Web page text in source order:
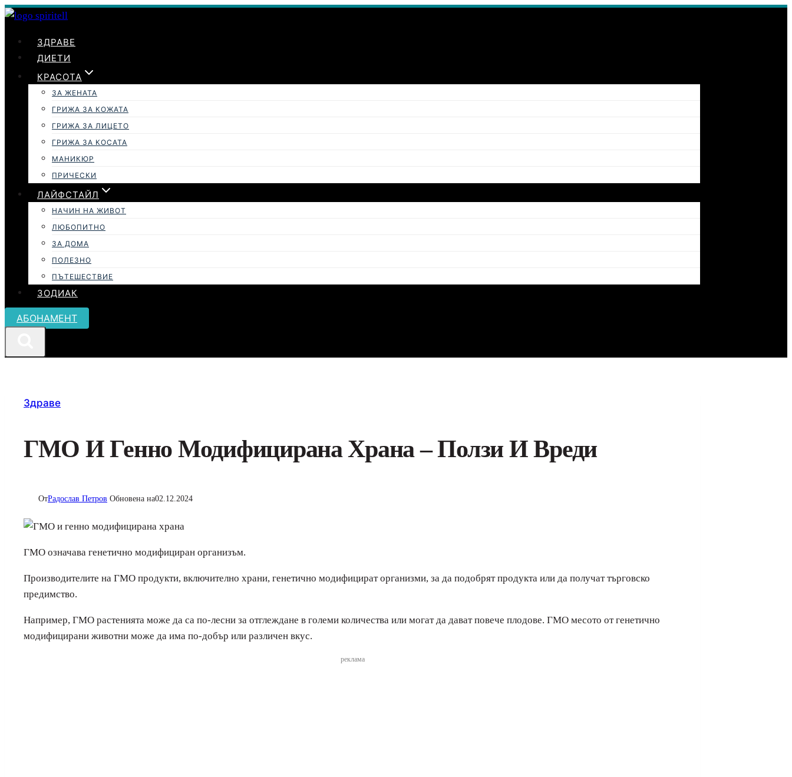
Към
ЗДРАВЕ
ДИЕТИ
КРАСОТА
ЗА ЖЕНАТА
ГРИЖА ЗА КОЖАТА
ГРИЖА ЗА ЛИЦЕТО
ГРИЖА ЗА КОСАТА
МАНИКЮР
ПРИЧЕСКИ
ЛАЙФСТАЙЛ
НАЧИН НА ЖИВОТ
ЛЮБОПИТНО
ЗА ДОМА
ПОЛЕЗНО
ПЪТЕШЕСТВИЕ
ЗОДИАК
АБОНАМЕНТ
Здраве
ГМО И Генно Модифицирана Храна – Ползи И Вреди
ОтРадослав Петров Обновена на02.12.2024
ГМО означава генетично модифициран организъм.
Производителите на ГМО продукти, включително храни, генетично модифицират организми, за да подобрят продукта или да получат търговско
предимство.
Например, ГМО растенията може да са по-лесни за отглеждане в големи количества или могат да дават повече плодове. ГМО месото от генетично
модифицирани животни може да има по-добър или различен вкус.
реклама